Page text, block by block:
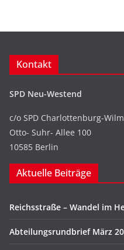
Kontakt
SPD Neu-Westend
c/o SPD Charlottenburg-
Otto- Suhr- Allee 100
10585 Berlin
Aktuelle Beiträge
Reichsstraße – Wandel im
Abteilungsrundbrief März